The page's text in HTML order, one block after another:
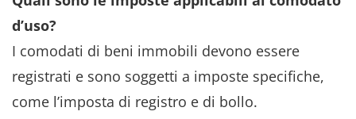
d’uso?
I comodati di beni immobili devono essere
registrati e sono soggetti a imposte specifiche,
come l’imposta di registro e di bollo.